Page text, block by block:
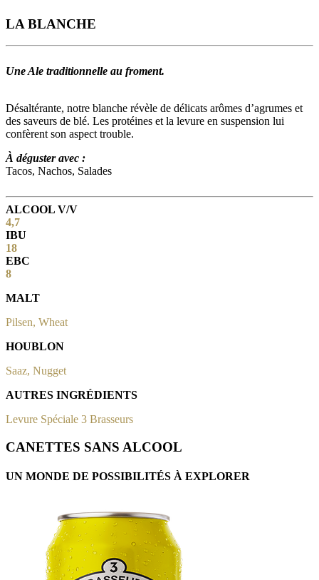
LA BLANCHE
Une Ale traditionnelle au froment.
Désaltérante, notre blanche révèle de délicats arômes d’agrumes et
des saveurs de blé. Les protéines et la levure en suspension lui
confèrent son aspect trouble.
À déguster avec :
Tacos, Nachos, Salades
ALCOOL V/V
4,7
IBU
18
EBC
8
MALT
Pilsen, Wheat
HOUBLON
Saaz, Nugget
AUTRES INGRÉDIENTS
Levure Spéciale 3 Brasseurs
CANETTES SANS ALCOOL
UN MONDE DE POSSIBILITÉS À EXPLORER